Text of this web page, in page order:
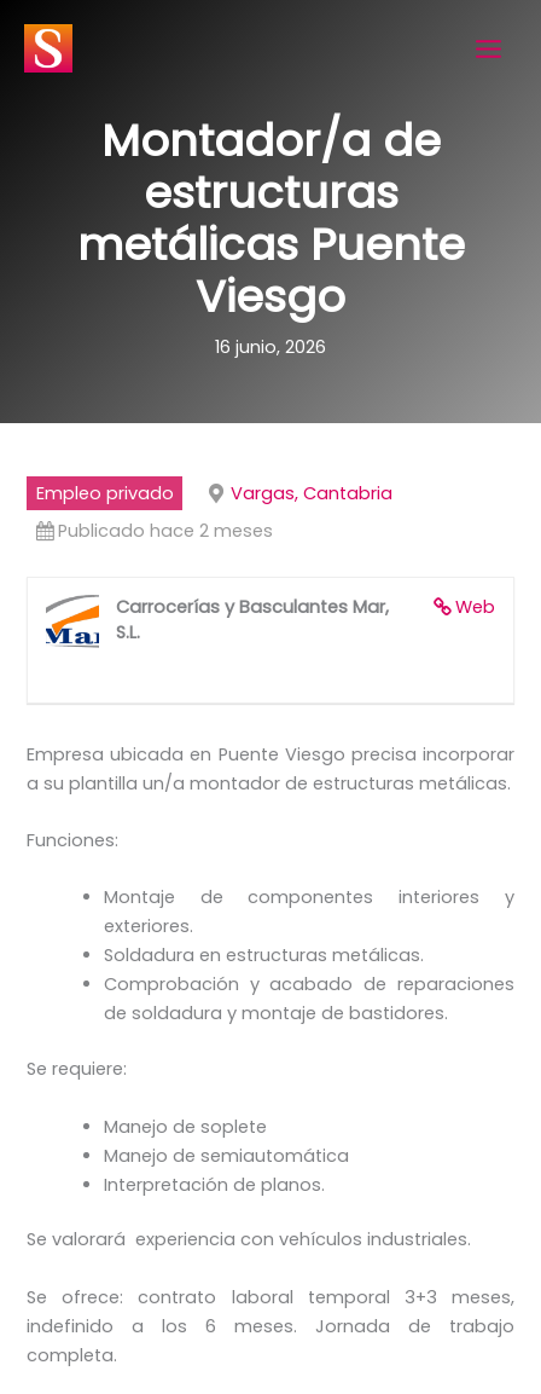
contenido
Montador/a de
estructuras
metálicas Puente
Viesgo
16 junio, 2026
Empleo privado
Vargas, Cantabria
Publicado hace 2 meses
Web
Carrocerías y Basculantes Mar,
S.L.
Empresa ubicada en Puente Viesgo precisa incorporar
a su plantilla un/a montador de estructuras metálicas.
Funciones:
Montaje de componentes interiores y
exteriores.
Soldadura en estructuras metálicas.
Comprobación y acabado de reparaciones
de soldadura y montaje de bastidores.
Se requiere:
Manejo de soplete
Manejo de semiautomática
Interpretación de planos.
Se valorará experiencia con vehículos industriales.
Se ofrece: contrato laboral temporal 3+3 meses,
indefinido a los 6 meses. Jornada de trabajo
completa.